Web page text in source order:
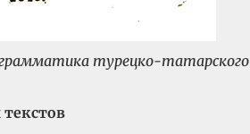
турецко-татарского